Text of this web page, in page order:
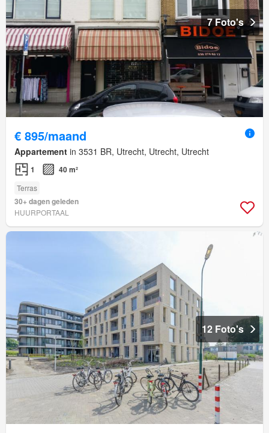
7 Foto's
€ 895/maand
Appartement in 3531 BR, Utrecht, Utrecht, Utrecht
1 40 m²
Terras
30+ dagen geleden
HUURPORTAAL
12 Foto's